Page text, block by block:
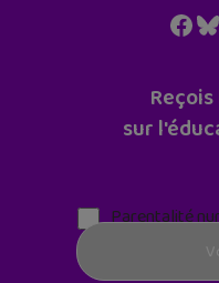
Reçois
sur
Parentalité